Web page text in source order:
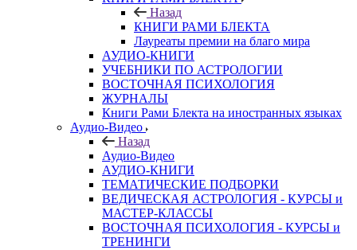
Назад
КНИГИ РАМИ БЛЕКТА
Лауреаты премии на благо мира
АУДИО-КНИГИ
УЧЕБНИКИ ПО АСТРОЛОГИИ
ВОСТОЧНАЯ ПСИХОЛОГИЯ
ЖУРНАЛЫ
Книги Рами Блекта на иностранных языках
Аудио-Видео
Назад
Аудио-Видео
АУДИО-КНИГИ
ТЕМАТИЧЕСКИЕ ПОДБОРКИ
ВЕДИЧЕСКАЯ АСТРОЛОГИЯ - КУРСЫ и
МАСТЕР-КЛАССЫ
ВОСТОЧНАЯ ПСИХОЛОГИЯ - КУРСЫ и
ТРЕНИНГИ